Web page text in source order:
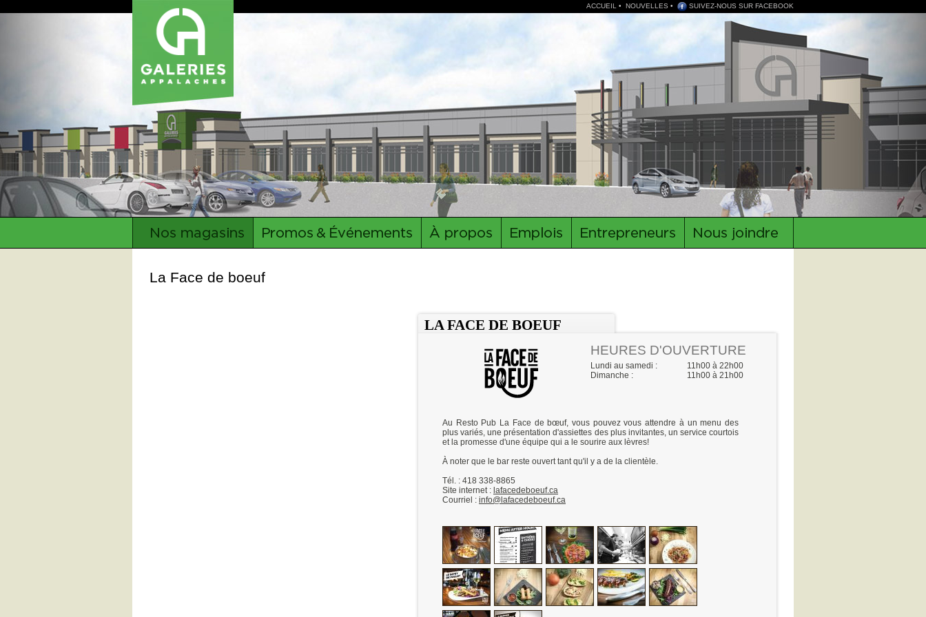
ACCUEIL • NOUVELLES • SUIVEZ-NOUS SUR FACEBOOK
La Face de boeuf
LA FACE DE BOEUF
HEURES D'OUVERTURE
Lundi au samedi :
11h00 à 22h00
Dimanche :
11h00 à 21h00
Au Resto Pub La Face de bœuf, vous pouvez vous attendre à un menu des
plus variés, une présentation d'assiettes des plus invitantes, un service courtois
et la promesse d'une équipe qui a le sourire aux lèvres!
À noter que le bar reste ouvert tant qu'il y a de la clientèle.
Tél. : 418 338-8865
Site internet : lafacedeboeuf.ca
Courriel : info@lafacedeboeuf.ca